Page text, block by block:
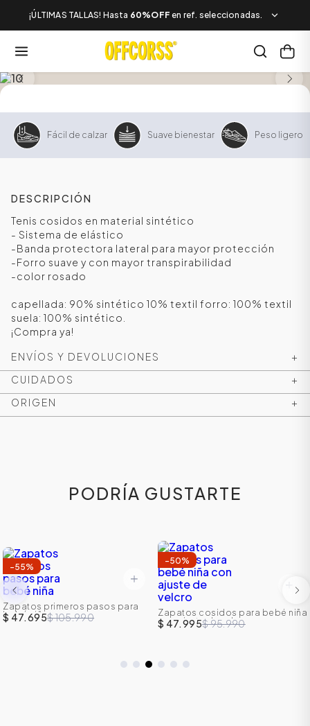
¡ÚLTIMAS TALLAS! Hasta 60%OFF en ref. seleccionadas.
Fácil de calzar Suave bienestar Peso ligero
DESCRIPCIÓN
Tenis cosidos en material sintético
- Sistema de elástico
-Banda protectora lateral para mayor protección
-Forro suave y con mayor transpirabilidad
-color rosado
capellada: 90% sintético 10% textil forro: 100% textil
suela: 100% sintético.
¡Compra ya!
ENVÍOS Y DEVOLUCIONES
+
CUIDADOS
+
ORIGEN
+
PODRÍA GUSTARTE
-55%
Zapatos primeros pasos para
bebé niña
$ 47.695$ 105.990
-50%
Zapatos cosidos para bebé niña
con ajuste de velcro
$ 47.995$ 95.990